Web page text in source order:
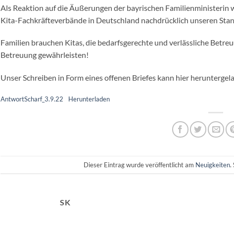
Als Reaktion auf die Äußerungen der bayrischen
Kita-Fachkräfteverbände in Deutschland nachdrücklich unseren
Familien brauchen Kitas, die bedarfsgerechte und verlässliche
Betreuung gewährleisten!
Unser Schreiben in Form eines offenen Briefes kann hier
AntwortScharf_3.9.22 Herunterladen
Dieser Eintrag wurde veröffentlicht am Neuigkeiten.
SK